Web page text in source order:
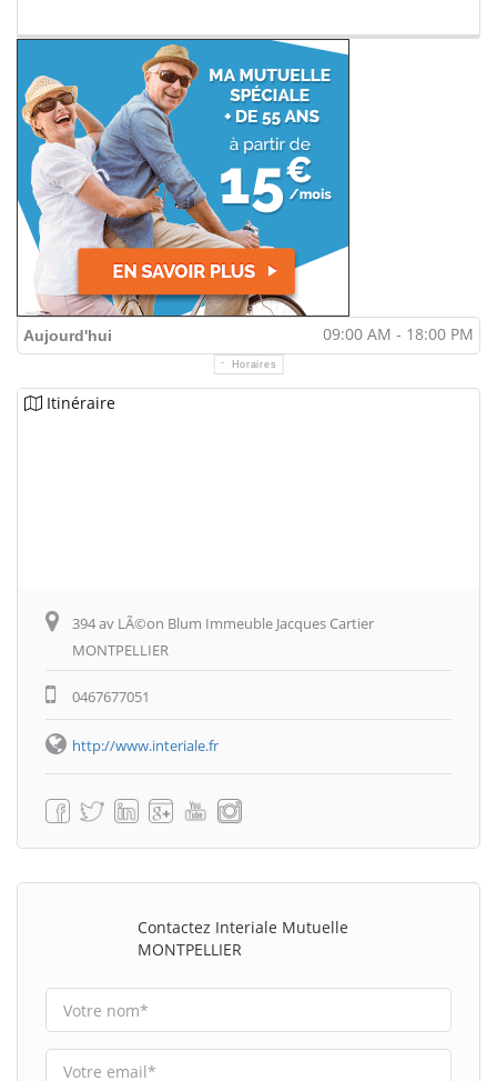
Aujourd'hui 09:00 AM - 18:00 PM
Horaires
Itinéraire
394 av LÃ©on Blum Immeuble Jacques Cartier
MONTPELLIER
0467677051
http://www.interiale.fr
Contactez Interiale Mutuelle
MONTPELLIER